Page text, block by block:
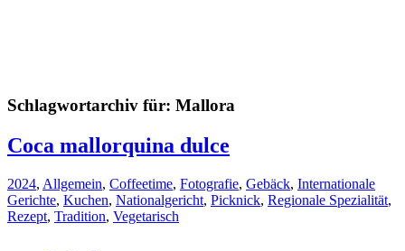
Schlagwortarchiv für: Mallora
Coca mallorquina dulce
2024, Allgemein, Coffeetime, Fotografie, Gebäck, Internationale
Gerichte, Kuchen, Nationalgericht, Picknick, Regionale Spezialität,
Rezept, Tradition, Vegetarisch